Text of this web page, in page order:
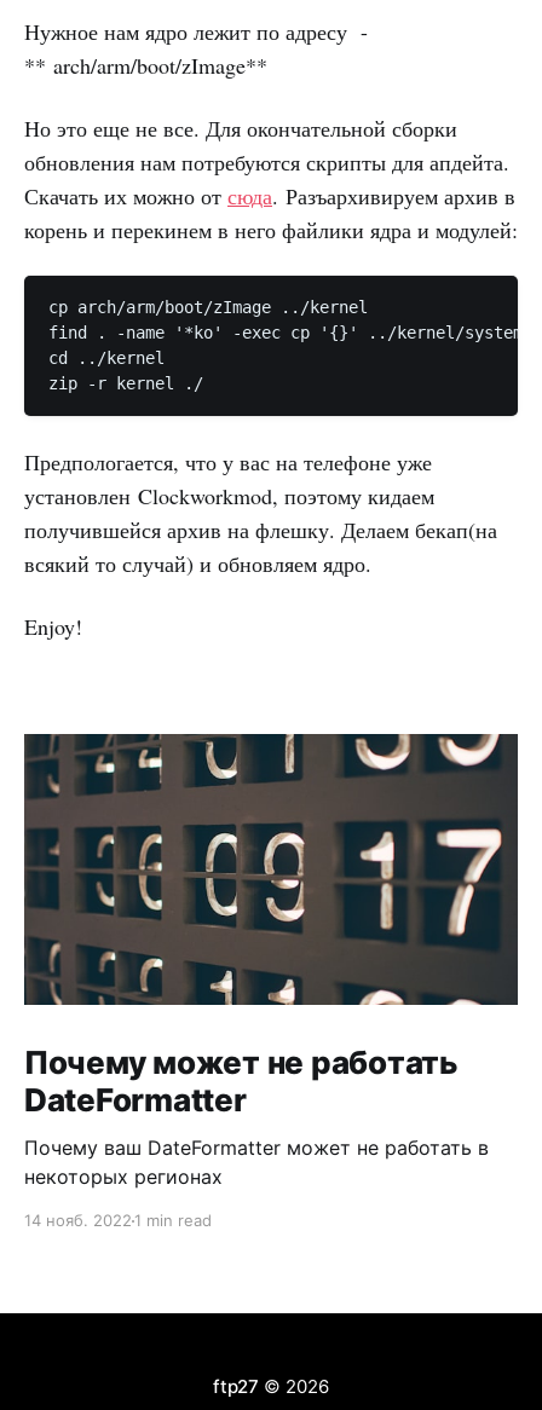
Нужное нам ядро лежит по адресу -
** arch/arm/boot/zImage**
Но это еще не все. Для окончательной сборки
обновления нам потребуются скрипты для апдейта.
Скачать их можно от сюда. Разъархивируем архив в
корень и перекинем в него файлики ядра и модулей:
cp arch/arm/boot/zImage ../kernel
find . -name '*ko' -exec cp '{}' ../kernel/system/
cd ../kernel
zip -r kernel ./
Предпологается, что у вас на телефоне уже
установлен Clockworkmod, поэтому кидаем
получившейся архив на флешку. Делаем бекап(на
всякий то случай) и обновляем ядро.
Enjoy!
Почему может не работать
DateFormatter
Почему ваш DateFormatter может не работать в
некоторых регионах
14 нояб. 2022 1 min read
ftp27 © 2026